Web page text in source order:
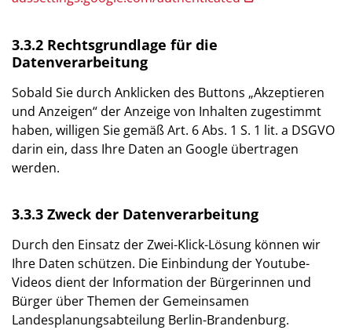
3.3.2 Rechtsgrundlage für die
Datenverarbeitung
Sobald Sie durch Anklicken des Buttons „Akzeptieren
und Anzeigen“ der Anzeige von Inhalten zugestimmt
haben, willigen Sie gemäß Art. 6 Abs. 1 S. 1 lit. a DSGVO
darin ein, dass Ihre Daten an Google übertragen
werden.
3.3.3 Zweck der Datenverarbeitung
Durch den Einsatz der Zwei-Klick-Lösung können wir
Ihre Daten schützen. Die Einbindung der Youtube-
Videos dient der Information der Bürgerinnen und
Bürger über Themen der Gemeinsamen
Landesplanungsabteilung Berlin-Brandenburg.